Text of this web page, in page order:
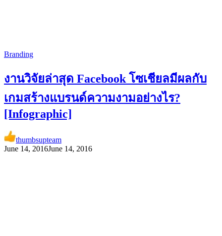
Branding
งานวิจัยล่าสุด Facebook โซเชียลมีผลกับ
เกมสร้างแบรนด์ความงามอย่างไร?
[Infographic]
thumbsupteam
June 14, 2016June 14, 2016